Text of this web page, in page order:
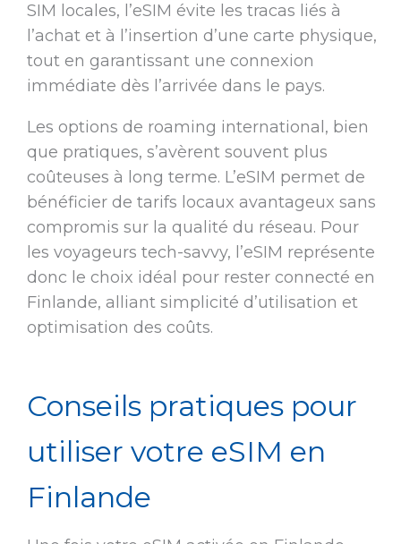
SIM locales, l’eSIM évite les tracas liés à
l’achat et à l’insertion d’une carte physique,
tout en garantissant une connexion
immédiate dès l’arrivée dans le pays.
Les options de roaming international, bien
que pratiques, s’avèrent souvent plus
coûteuses à long terme. L’eSIM permet de
bénéficier de tarifs locaux avantageux sans
compromis sur la qualité du réseau. Pour
les voyageurs tech-savvy, l’eSIM représente
donc le choix idéal pour rester connecté en
Finlande, alliant simplicité d’utilisation et
optimisation des coûts.
Conseils pratiques pour
utiliser votre eSIM en
Finlande